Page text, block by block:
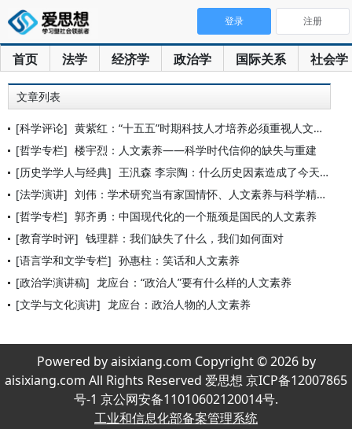
首页 法学 经济学 政治学 国际关系 社会学
登录 注册
文章列表
[科学评论] 黄紫红：“十五五”时期科技人才培养必须重视人文素养提升
[哲学专栏] 楼宇烈：人文素养——科学时代信仰的缺失与重建
[历史学学人与经典] 王汎森 李宗陶：什么历史因素造成了今天的我们？
[法学演讲] 刘伟：学术研究当有家国情怀、人文素养与科学精神
[哲学专栏] 郭齐勇：中国现代化的一个瓶颈是国民的人文素养
[教育学时评] 钱理群：我们缺失了什么，我们如何面对
[语言学和文学专栏] 孙惠柱：笑话和人文素养
[政治学演讲稿] 龙应台：“政治人”要有什么样的人文素养
[文学与文化演讲] 龙应台：政治人物的人文素养
Powered by aisixiang.com Copyright © 2026 by
aisixiang.com All Rights Reserved 爱思想 京ICP备12007865
号-1 京公网安备11010602120014号.
工业和信息化部备案管理系统